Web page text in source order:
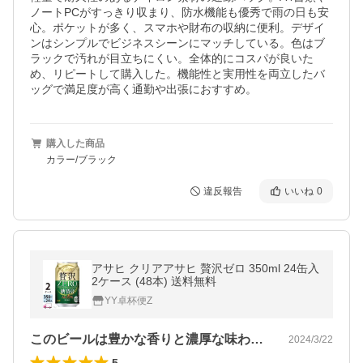
ノートPCがすっきり収まり、防水機能も優秀で雨の日も安
心。ポケットが多く、スマホや財布の収納に便利。デザイ
ンはシンプルでビジネスシーンにマッチしている。色はブ
ラックで汚れが目立ちにくい。全体的にコスパが良いた
め、リピートして購入した。機能性と実用性を両立したバ
ッグで満足度が高く通勤や出張におすすめ。
購入した商品
カラー/ブラック
違反報告 いいね 0
アサヒ クリアアサヒ 贅沢ゼロ 350ml 24缶入
2ケース (48本) 送料無料
YY卓杯便Z
このビールは豊かな香りと濃厚な味わいが… 2024/3/22